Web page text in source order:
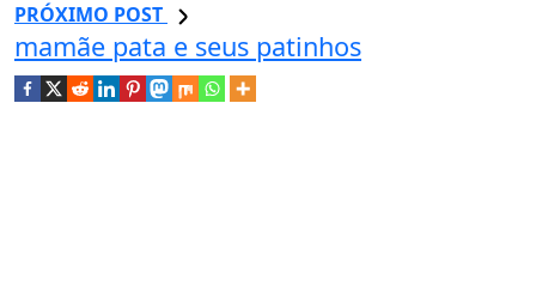
PRÓXIMO POST
mamãe pata e seus patinhos